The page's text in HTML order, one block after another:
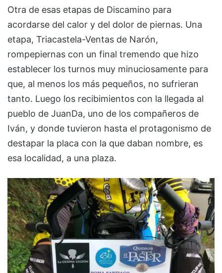
Otra de esas etapas de Discamino para
acordarse del calor y del dolor de piernas. Una
etapa, Triacastela-Ventas de Narón,
rompepiernas con un final tremendo que hizo
establecer los turnos muy minuciosamente para
que, al menos los más pequeños, no sufrieran
tanto. Luego los recibimientos con la llegada al
pueblo de JuanDa, uno de los compañeros de
Iván, y donde tuvieron hasta el protagonismo de
destapar la placa con la que daban nombre, es
esa localidad, a una plaza.